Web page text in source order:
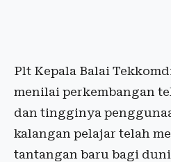
Plt Kepala Balai
menilai perkembangan
dan tingginya
kalangan pelajar telah
tantangan baru bagi